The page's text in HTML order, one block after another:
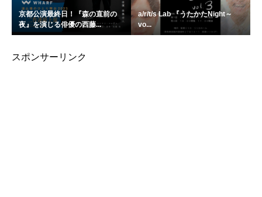
京都公演最終日！『森の直前の
夜』を演じる俳優の西藤...
a/r/t/s Lab 『うたかたNight～
vo...
スポンサーリンク